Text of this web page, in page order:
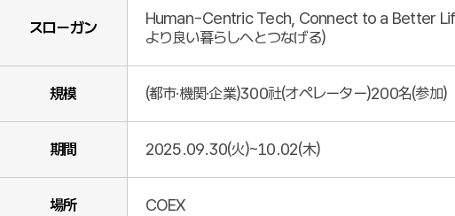
スローガン
Human-Centric Tech, Connect to a Better Life
より良い暮らしへとつなげる)
規模 (都市·機関·企業)300社(オペレーター)200名(参加)
期間 2025.09.30(火)~10.02(木)
場所 COEX